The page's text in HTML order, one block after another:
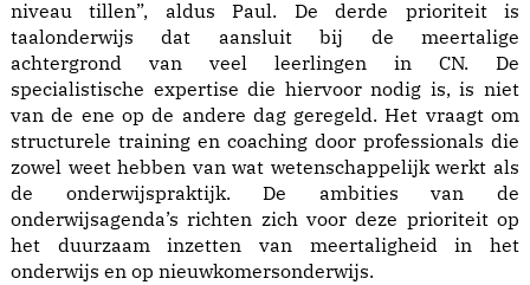
niveau tillen”, aldus Paul. De derde prioriteit is
taalonderwijs dat aansluit bij de meertalige
achtergrond van veel leerlingen in CN. De
specialistische expertise die hiervoor nodig is, is niet
van de ene op de andere dag geregeld. Het vraagt om
structurele training en coaching door professionals die
zowel weet hebben van wat wetenschappelijk werkt als
de onderwijspraktijk. De ambities van de
onderwijsagenda’s richten zich voor deze prioriteit op
het duurzaam inzetten van meertaligheid in het
onderwijs en op nieuwkomersonderwijs.